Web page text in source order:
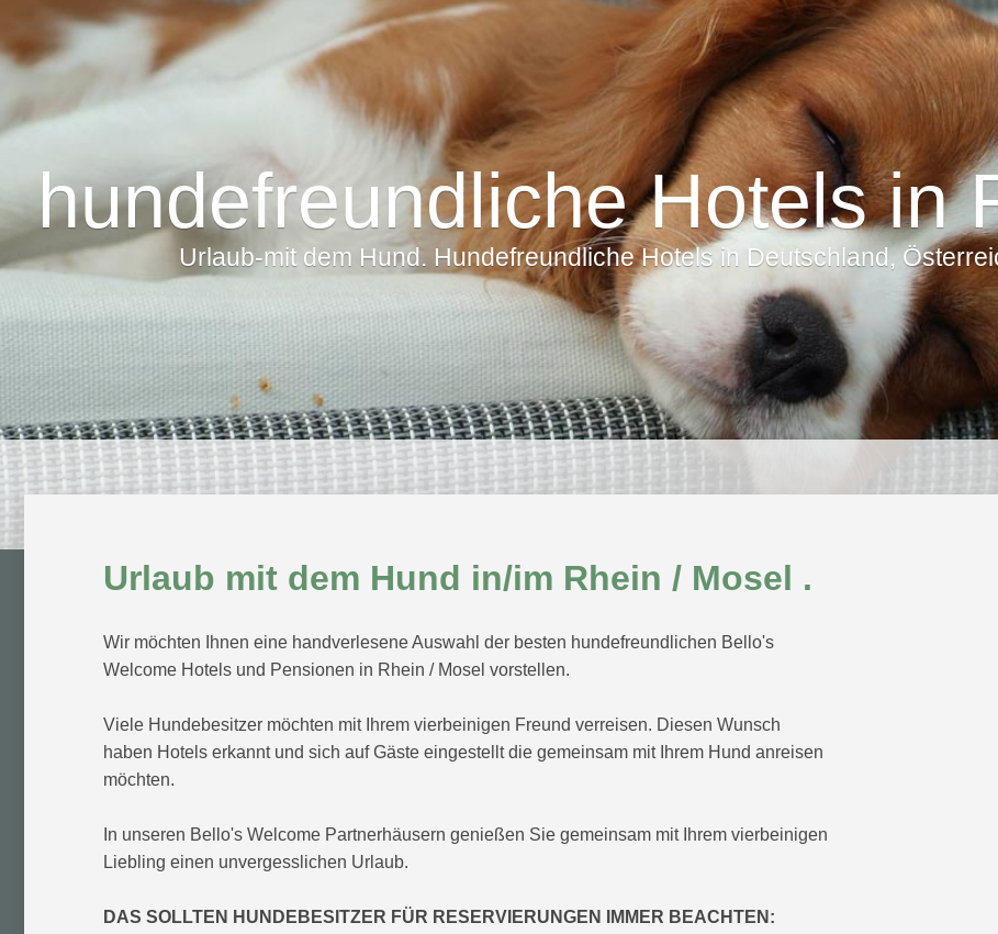
hundefreundliche Hotels in
Urlaub-mit dem Hund. Hundefreundliche Hotels in Deutschland,
Urlaub mit dem Hund in/im Rhein / Mosel .
Wir möchten Ihnen eine handverlesene Auswahl der besten hundefreundlichen Bello's
Welcome Hotels und Pensionen in Rhein / Mosel vorstellen.
Viele Hundebesitzer möchten mit Ihrem vierbeinigen Freund verreisen. Diesen Wunsch
haben Hotels erkannt und sich auf Gäste eingestellt die gemeinsam mit Ihrem Hund anreisen
möchten.
In unseren Bello's Welcome Partnerhäusern genießen Sie gemeinsam mit Ihrem vierbeinigen
Liebling einen unvergesslichen Urlaub.
DAS SOLLTEN HUNDEBESITZER FÜR RESERVIERUNGEN IMMER BEACHTEN: